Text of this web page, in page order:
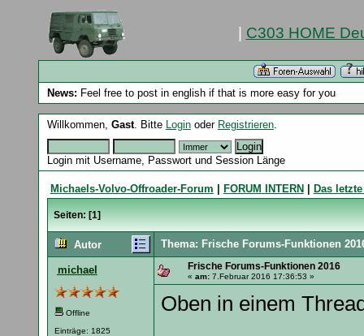
C303 HOME
News: Feel free to post in english if that is more easy for you
Willkommen, Gast. Bitte Loginoder Registrieren.
Login mit Username, Passwort und Session Länge
Michaels-Volvo-Offroader-Forum FORUM INTERN Das
Seiten: [1]
Autor Thema: Frische Forums-Funktionen
michael
Offline
Einträge: 1825
Frische Forums-Funktionen 2016
« am:7.Februar 2016 17:36:53 »
Oben in einem